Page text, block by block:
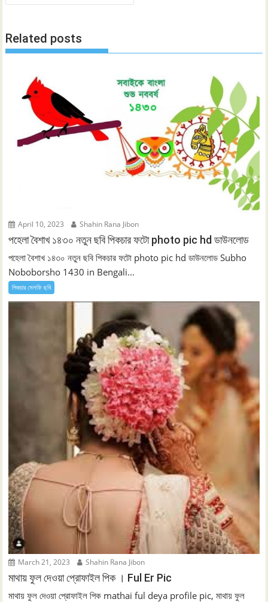
Related posts
April 10, 2023 Shahin Rana Jibon
পহেলা বৈশাখ ১৪৩০ নতুন ছবি পিকচার ফটো photo pic hd ডাউনলোড
পহেলা বৈশাখ ১৪৩০ নতুন ছবি পিকচার ফটো photo pic hd ডাউনলোড Subho
Noboborsho 1430 in Bengali...
পিকচার সেলফি ছবি
March 21, 2023 Shahin Rana Jibon
মাথায় ফুল দেওয়া প্রোফাইল পিক । Ful Er Pic
মাথায় ফুল দেওয়া প্রোফাইল পিক mathai ful deya profile pic, মাথায় ফুল